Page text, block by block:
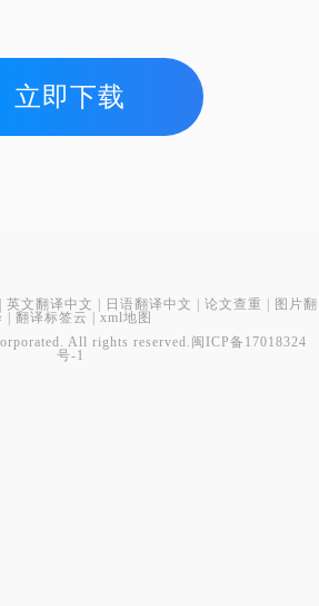
立即下载
英文翻译中文 日语翻译中文 论文查重
图片翻
翻译标签云
xml地图
All rights reserved. 闽ICP备17018324
号-1